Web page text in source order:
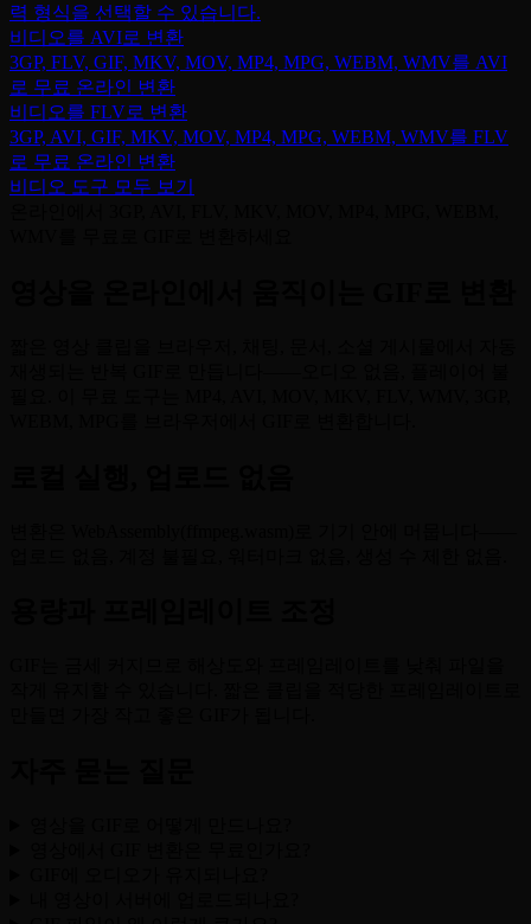
력 형식을 선택할 수 있습니다.
비디오를 AVI로 변환
3GP, FLV, GIF, MKV, MOV, MP4, MPG, WEBM, WMV를 AVI
로 무료 온라인 변환
비디오를 FLV로 변환
3GP, AVI, GIF, MKV, MOV, MP4, MPG, WEBM, WMV를 FLV
로 무료 온라인 변환
비디오 도구 모두 보기